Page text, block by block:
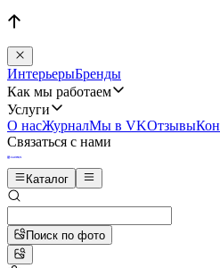
ИнтерьерыБренды
Как мы работаем
Услуги
О насЖурналМы в VKОтзывы
Связаться с нами
Каталог
Поиск по фото